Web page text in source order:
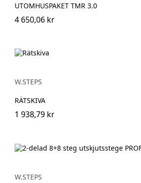
UTOMHUSPAKET TMR 3.0
4 650,06 kr
W.STEPS
RÄTSKIVA
1 938,79 kr
W.STEPS